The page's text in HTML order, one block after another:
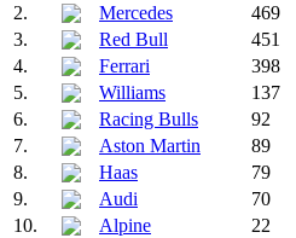
2.
Mercedes
469
3.
Red Bull
451
4.
Ferrari
398
5.
Williams
137
6.
Racing Bulls
92
7.
Aston Martin
89
8.
Haas
79
9.
Audi
70
10.
Alpine
22